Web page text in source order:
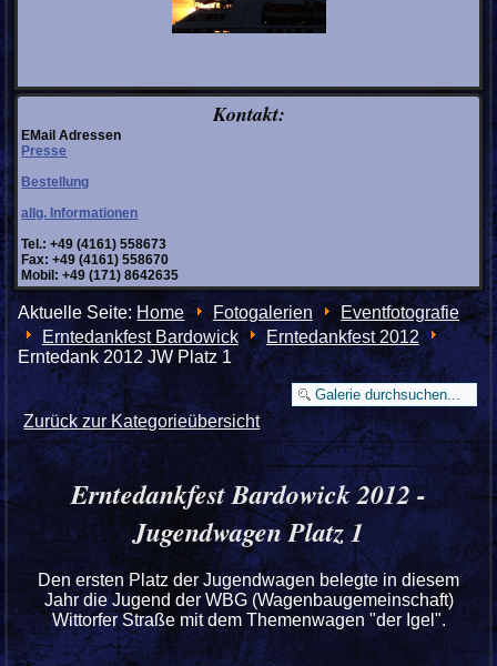
Kontakt:
EMail Adressen
Presse
Bestellung
allg. Informationen
Tel.: +49 (4161) 558673
Fax: +49 (4161) 558670
Mobil: +49 (171) 8642635
Aktuelle Seite:Home Fotogalerien
Eventfotografie
Erntedankfest Bardowick
Erntedankfest 2012
Erntedank 2012 JW Platz 1
Zurück zur Kategorieübersicht
Erntedankfest Bardowick 2012 -
Jugendwagen Platz 1
Den ersten Platz der Jugendwagen belegte in diesem
Jahr die Jugend der WBG (Wagenbaugemeinschaft)
Wittorfer Straße mit dem Themenwagen "der Igel".